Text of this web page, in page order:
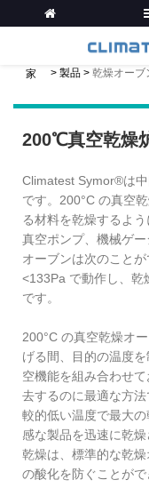
家 > 製品 > 乾燥オーブ
200℃真空乾燥
Climatest Symor®は
です。200°C の真空
る材料を乾燥するよ
真空ポンプ、機械ゲー
オーブンは次のこと
<133Pa で動作し、乾
です。
200°C の真空乾燥オ
げる間、目的の温度
空機能を組み合わせ
去するのに最適な方
較的低い温度で最大
感な製品を迅速に乾
乾燥は、標準的な乾
の酸化を防ぐことがで